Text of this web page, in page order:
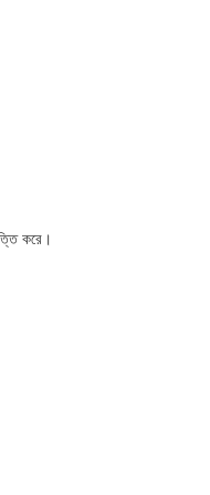
করে।